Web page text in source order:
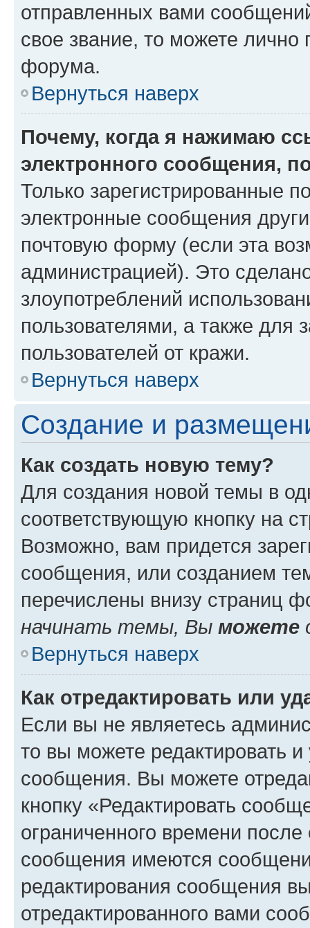
отправленных вами
свое звание, то можете лично
форума.
Вернуться наверх
Почему, когда я нажимаю
электронного сообщения,
Только зарегистрированные
электронные сообщения
почтовую форму (если эта
администрацией). Это
злоупотреблений
пользователями, а также для
пользователей от кражи.
Вернуться наверх
Создание и
Как создать новую тему?
Для создания новой темы в
соответствующую кнопку на
Возможно, вам придется
сообщения, или созданием
перечислены внизу страниц
начинать темы, Вы можете
Вернуться наверх
Как отредактировать или
Если вы не являетесь
то вы можете редактировать
сообщения. Вы можете
кнопку «Редактировать
ограниченного времени
сообщения имеются
редактирования сообщения
отредактированного вами